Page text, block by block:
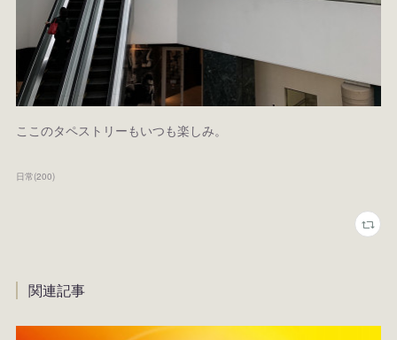
ここのタペストリーもいつも楽しみ。
日常(200)
関連記事